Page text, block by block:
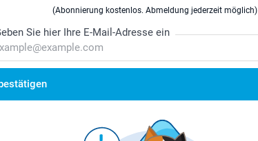
(Abonnierung kostenlos. Abmeldung jederzeit möglich)
Sie hier Ihre E-Mail-Adresse ein